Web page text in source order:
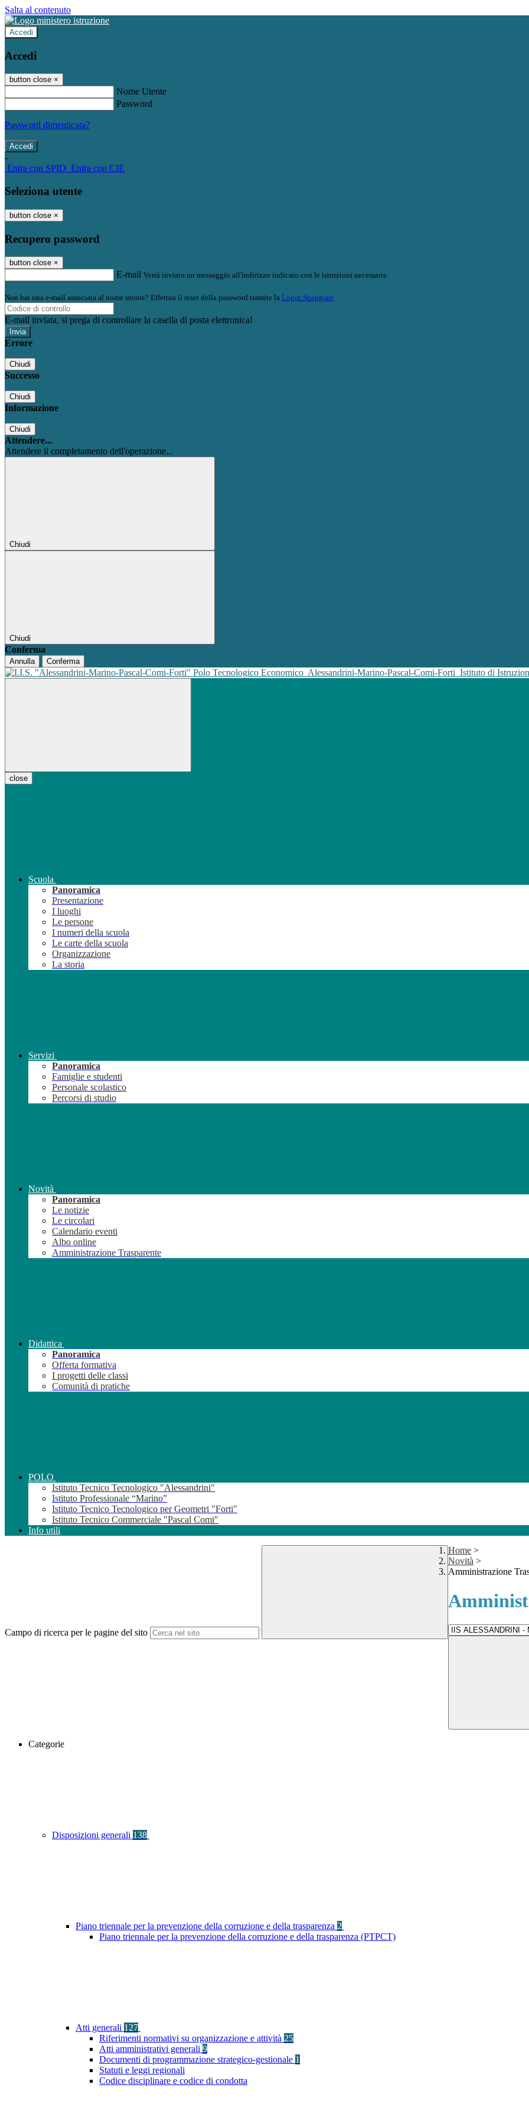
Salta al contenuto
Accedi
Accedi
button close ×
Nome Utente
Password
Password dimenticata?
-
Entra con SPID Entra con CIE
Seleziona utente
button close ×
Recupero password
button close ×
E-mail Verrà inviato un messaggio all'indirizzo indicato con le istruzioni necessarie.
Non hai una e-mail associata al nome utente? Effettua il reset della password tramite la Login Spaggiari
E-mail inviata, si prega di controllare la casella di posta elettronica!
Errore
Chiudi
Successo
Chiudi
Informazione
Chiudi
Attendere...
Attendere il completamento dell'operazione...
Chiudi
Chiudi
Conferma
Annulla Conferma
Polo Tecnologico Economico Alessandrini-Marino-Pascal-Comi-Forti Istituto di
close
Scuola
Panoramica
Presentazione
I luoghi
Le persone
I numeri della scuola
Le carte della scuola
Organizzazione
La storia
Servizi
Panoramica
Famiglie e studenti
Personale scolastico
Percorsi di studio
Novità
Panoramica
Le notizie
Le circolari
Calendario eventi
Albo online
Amministrazione Trasparente
Didattica
Panoramica
Offerta formativa
I progetti delle classi
Comunità di pratiche
POLO
Istituto Tecnico Tecnologico "Alessandrini"
Istituto Professionale “Marino”
Istituto Tecnico Tecnologico per Geometri "Forti"
Istituto Tecnico Commerciale "Pascal Comi"
Info utili
Campo di ricerca per le pagine del sito
Home >
Novità >
Amministrazione
Categorie
Disposizioni generali 138
Piano triennale per la prevenzione della corruzione e della trasparenza 2
Piano triennale per la prevenzione della corruzione e della trasparenza (PTPCT)
Atti generali 127
Riferimenti normativi su organizzazione e attività 25
Atti amministrativi generali 9
Documenti di programmazione strategico-gestionale 1
Statuti e leggi regionali
Codice disciplinare e codice di condotta